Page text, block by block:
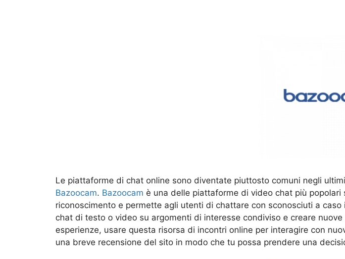
Le piattaforme di chat online sono diventate piuttosto comuni negli
Bazoocam. Bazoocam è una delle piattaforme di video chat più
riconoscimento e permette agli utenti di chattare con sconosciuti a
chat di testo o video su argomenti di interesse condiviso e creare
esperienze, usare questa risorsa di incontri online per interagire con
una breve recensione del sito in modo che tu possa prendere una